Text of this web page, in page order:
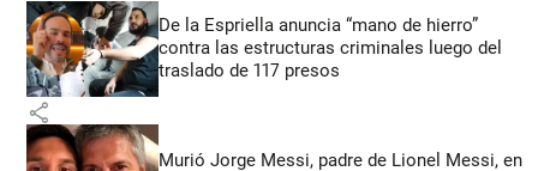
De la Espriella anuncia “mano de hierro”
contra las estructuras criminales luego del
traslado de 117 presos
share
Murió Jorge Messi, padre de Lionel Messi, en